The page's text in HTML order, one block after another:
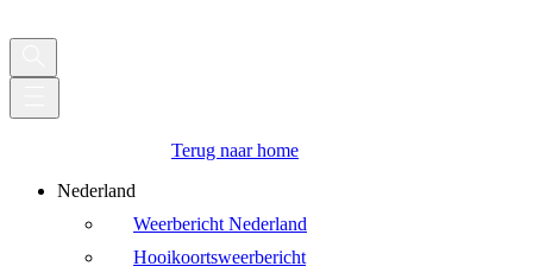
Terug naar home
Nederland
Weerbericht Nederland
Hooikoortsweerbericht